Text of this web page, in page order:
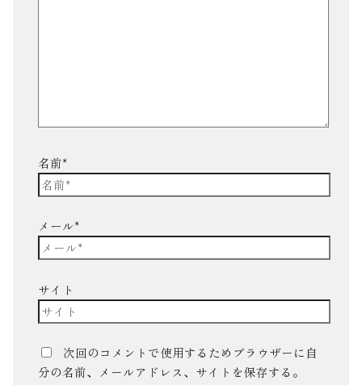
名前*
メール*
サイト
次回のコメントで使用するためブラウザーに自
分の名前、メールアドレス、サイトを保存する。